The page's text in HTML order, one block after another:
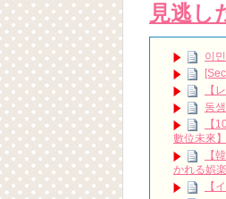
見逃し
이
【
동
【
數位未來】
【
かれる娯
【